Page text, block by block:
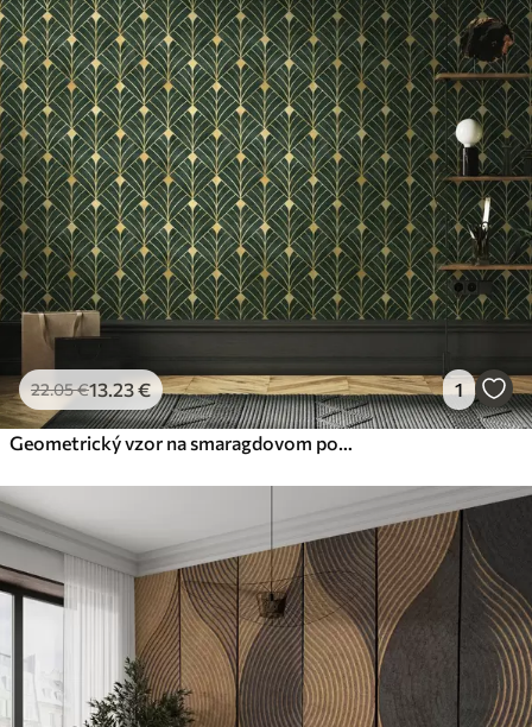
22.05€13.23€ 1
Geometrický vzor na smaragdovom pozadí